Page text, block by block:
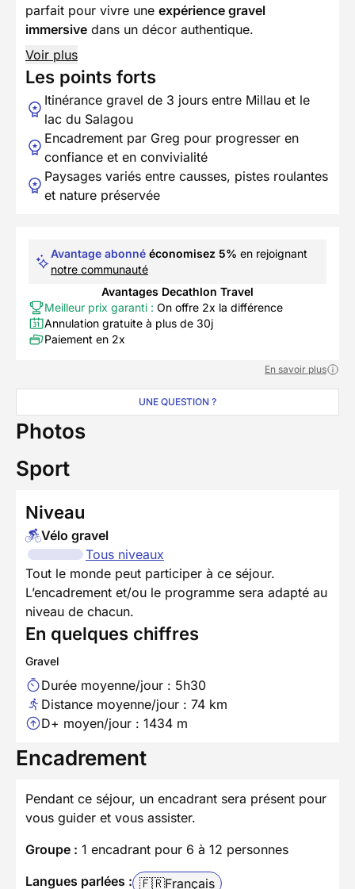
parfait pour vivre une expérience gravel
immersive dans un décor authentique.
Voir plus
Les points forts
Itinérance gravel de 3 jours entre Millau et le
lac du Salagou
Encadrement par Greg pour progresser en
confiance et en convivialité
Paysages variés entre causses, pistes roulantes
et nature préservée
Avantage abonné économisez 5% en rejoignant
notre communauté
Avantages Decathlon Travel
Meilleur prix garanti : On offre 2x la différence
Annulation gratuite à plus de 30j
Paiement en 2x
En savoir plus
UNE QUESTION ?
Photos
Sport
Niveau
Vélo gravel
Tous niveaux
Tout le monde peut participer à ce séjour.
L’encadrement et/ou le programme sera adapté au
niveau de chacun.
En quelques chiffres
Gravel
Durée moyenne/jour : 5h30
Distance moyenne/jour : 74 km
D+ moyen/jour : 1434 m
Encadrement
Pendant ce séjour, un encadrant sera présent pour
vous guider et vous assister.
Groupe : 1 encadrant pour 6 à 12 personnes
Langues parlées : 🇫🇷Français